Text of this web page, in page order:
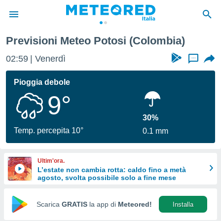
di
per
le
di
Web
Previsioni Meteo Potosi (Colombia)
02:59 Venerdì ...
Pioggia debole
9°
Temp. percepita 10°
30%
0.1 mm
Ultim'ora.
L’estate non cambia rotta: caldo fino a metà
agosto, svolta possibile solo a fine mese
Scarica GRATIS la app di Meteored! Installa